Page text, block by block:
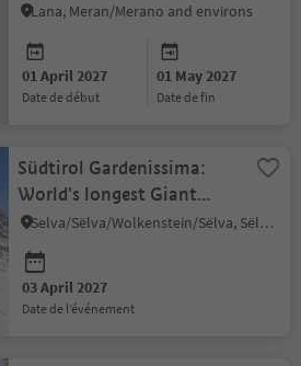
Lana, Meran/Merano and environs
01 April 2027
date de début
01 May 2027
date de fin
Südtirol Gardenissima:
World's longest Giant
Slalom
Selva/Sëlva/Wolkenstein/Sëlva, Sëlva/Selva di Val Gardena, Dolomites Region Val Gardena
03 April 2027
date de l’événement